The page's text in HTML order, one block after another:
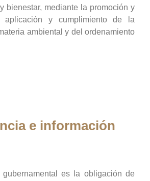
bienestar, mediante la promoción y
y cumplimiento de la
ambiental y del ordenamiento
e información
gubernamental es la obligación de